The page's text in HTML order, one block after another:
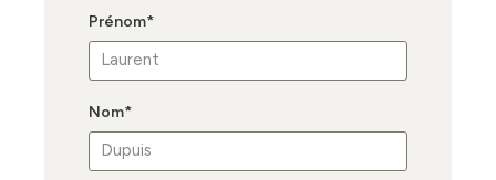
Prénom*
Nom*